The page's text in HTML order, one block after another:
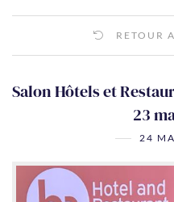
RETOUR
Salon Hôtels et
23
24